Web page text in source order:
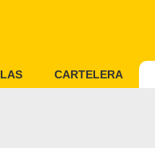
CARTELERA